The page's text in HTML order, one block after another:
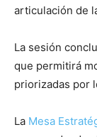
articulación de
La sesión
que permitirá
priorizadas por
La Mesa